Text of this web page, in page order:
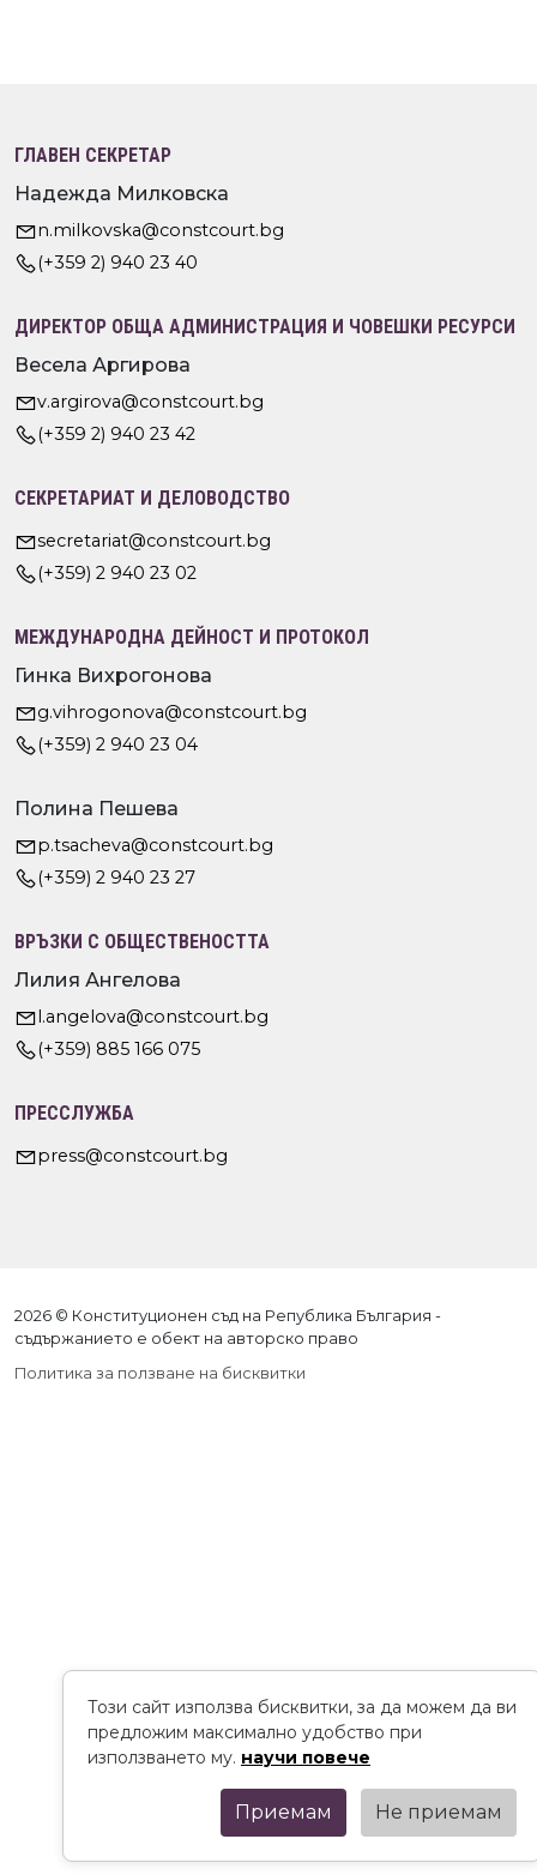
ГЛАВЕН СЕКРЕТАР
Надежда Милковска
n.milkovska@constcourt.bg
(+359 2) 940 23 40
ДИРЕКТОР ОБЩА АДМИНИСТРАЦИЯ И ЧОВЕШКИ РЕСУРСИ
Весела Аргирова
v.argirova@constcourt.bg
(+359 2) 940 23 42
СЕКРЕТАРИАТ И ДЕЛОВОДСТВО
secretariat@constcourt.bg
(+359) 2 940 23 02
МЕЖДУНАРОДНА ДЕЙНОСТ И ПРОТОКОЛ
Гинка Вихрогонова
g.vihrogonova@constcourt.bg
(+359) 2 940 23 04
Полина Пешева
p.tsacheva@constcourt.bg
(+359) 2 940 23 27
ВРЪЗКИ С ОБЩЕСТВЕНОСТТА
Лилия Ангелова
l.angelova@constcourt.bg
(+359) 885 166 075
ПРЕССЛУЖБА
press@constcourt.bg
2026 © Конституционен съд на Република България -
съдържанието е обект на авторско право
Политика за ползване на бисквитки
Този сайт използва бисквитки, за да можем да ви
предложим максимално удобство при
използването му. научи повече
Приемам Не приемам